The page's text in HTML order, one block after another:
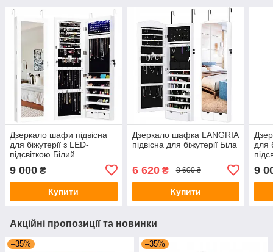
Дзеркало шафи підвісна
для біжутерії з LED-
підсвіткою Білий
9 000 ₴
Купити
Дзеркало шафка LANGRIA
підвісна для біжутерії Біла
6 620₴ 8 600 ₴
Купити
для
9
Акційні пропозиції та новинки
–35% –35%